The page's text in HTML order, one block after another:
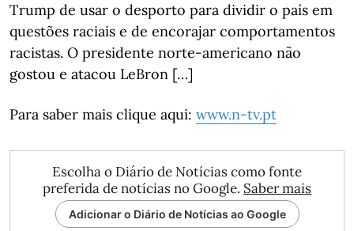
Trump de usar o desporto para dividir o país em
questões raciais e de encorajar comportamentos
racistas. O presidente norte-americano não
gostou e atacou LeBron […]
Para saber mais clique aqui: www.n-tv.pt
Escolha o Diário de Notícias como fonte
preferida de notícias no Google. Saber mais
Adicionar o Diário de Notícias ao Google